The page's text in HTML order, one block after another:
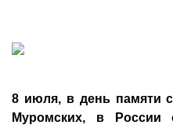
8 июля, в день памяти
Муромских, в России